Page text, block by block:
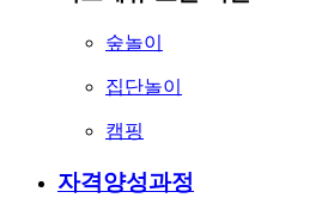
숲놀이
집단놀이
캠핑
자격양성과정